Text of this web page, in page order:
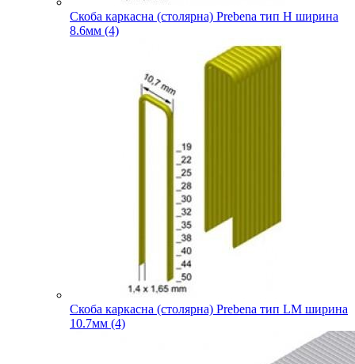
Скоба каркасна (столярна) Prebena тип H ширина
8.6мм (4)
Скоба каркасна (столярна) Prebena тип LM ширина
10.7мм (4)